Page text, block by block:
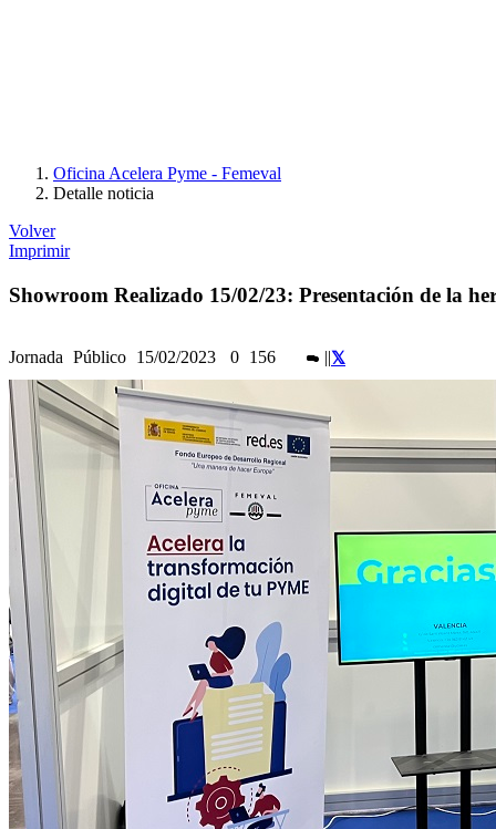
Oficina Acelera Pyme - Femeval
Detalle noticia
Volver
Imprimir
Showroom Realizado 15/02/23: Presentación de la
Jornada Público 15/02/2023 0 156 ||